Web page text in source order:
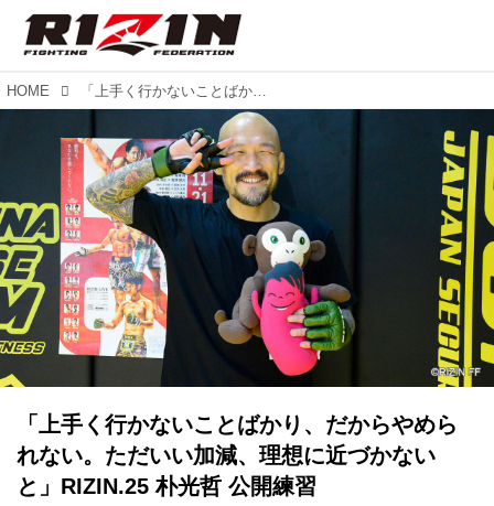
HOME 「上手く行かないことばかり、だからやめられない。ただいい加減、理想に近づかないと」RIZIN.25 朴光哲 公開練習
「上手く行かないことばかり、だからやめら
れない。ただいい加減、理想に近づかない
と」RIZIN.25 朴光哲 公開練習